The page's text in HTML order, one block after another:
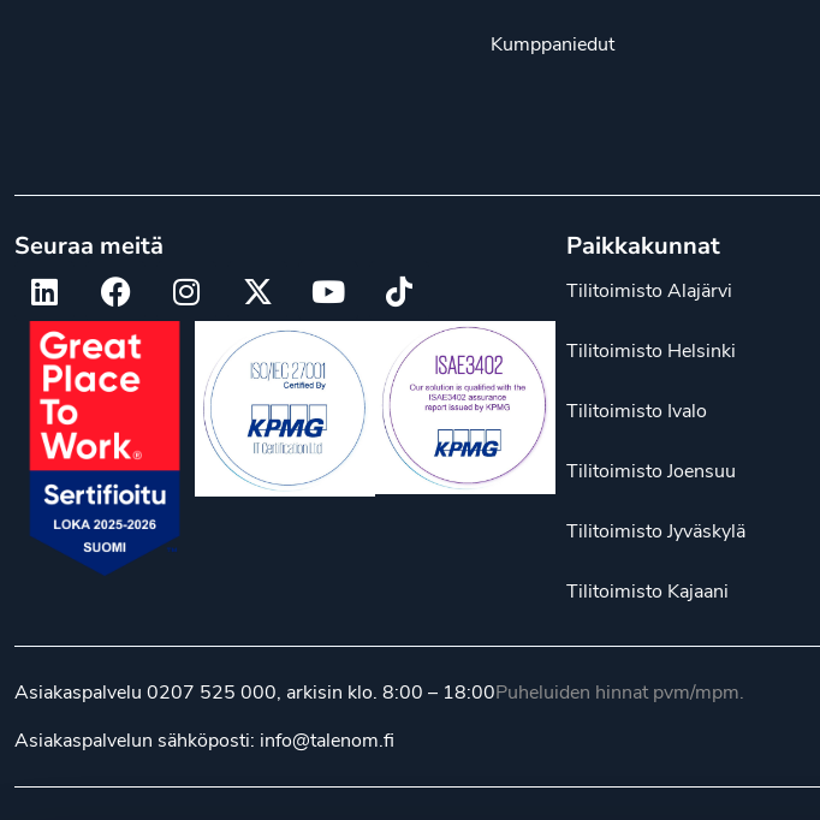
Kumppaniedut
Seuraa meitä Paikkakunnat
Tilitoimisto Alajärvi
Tilitoimisto Helsinki
Tilitoimisto Ivalo
Tilitoimisto Joensuu
Tilitoimisto Jyväskylä
Tilitoimisto Kajaani
Asiakaspalvelu 0207 525 000, arkisin klo. 8:00 – 18:00
Asiakaspalvelun sähköposti: info@talenom.fi
Puheluiden hinnat pvm/mpm.